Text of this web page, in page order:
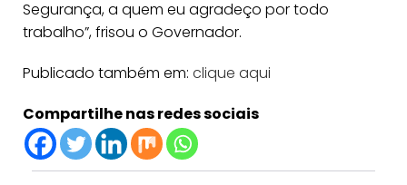
Segurança, a quem eu agradeço por todo
trabalho”, frisou o Governador.
Publicado também em: clique aqui
Compartilhe nas redes sociais